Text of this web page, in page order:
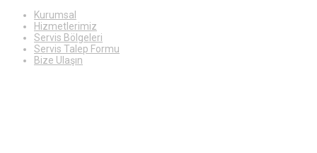
Kurumsal
Hizmetlerimiz
Servis Bölgeleri
Servis Talep Formu
Bize Ulaşın